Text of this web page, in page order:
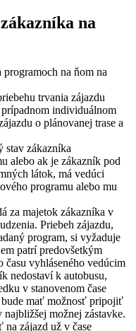
na
programoch na ňom na
trvania zájazdu
individuálnom
o plánovanej trase a
stav zákazníka
alebo ak je zákazník pod
látok, má vedúci
programu alebo mu
za majetok zákazníka v
Priebeh zájazdu,
program, si vyžaduje
patrí predovšetkým
času vyhláseného vedúcim
nedostaví k autobusu,
v stanovenom čase
bude mať možnosť pripojiť
možnej zástavke.
zájazd už v čase